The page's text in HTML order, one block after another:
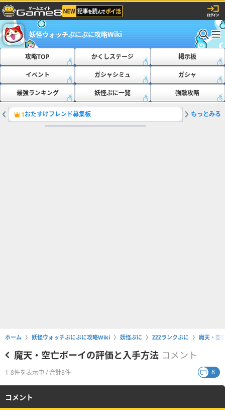
妖怪ウォッチぷにぷに攻略Wiki
攻略TOP かくしステージ 掲示板
イベント ガシャシミュ ガシャ
最強ランキング 妖怪ぷに一覧 強敵攻略
1おたすけフレンド募集板 2ともだ
もっとみる
ホーム 妖怪ウォッチぷにぷに攻略Wiki 妖怪ぷに ZZZランクぷに 魔天・空
魔天・空亡ボーイの評価と入手方法 コメント
1-8件を表示中 / 合計8件 8
コメント